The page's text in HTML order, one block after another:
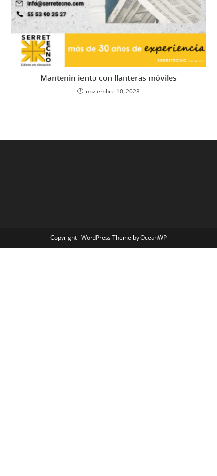
Mantenimiento con llanteras móviles
noviembre 10, 2023
Copyright - WordPress Theme by OceanWP